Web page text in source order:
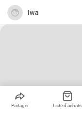
Iwa
Partager Liste d'achats